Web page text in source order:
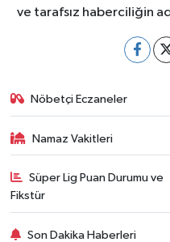
ve tarafsız haberciliğin
Nöbetçi Eczaneler
Namaz Vakitleri
Süper Lig Puan Durumu ve
Fikstür
Son Dakika Haberleri